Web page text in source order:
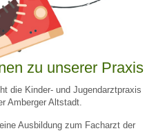
zu unserer Praxis
die Kinder- und Jugendarztpraxis
Amberger Altstadt.
Ausbildung zum Facharzt der